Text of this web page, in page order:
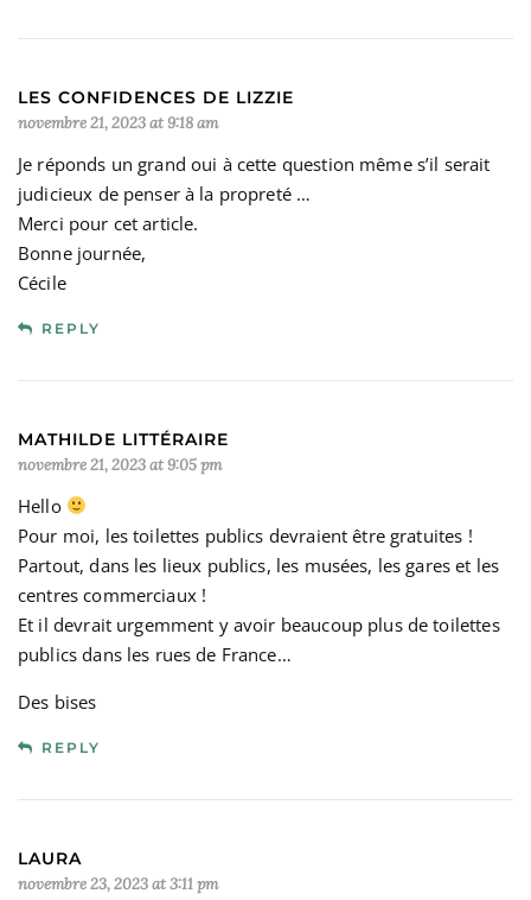
LES CONFIDENCES DE LIZZIE
novembre 21, 2023 at 9:18 am
Je réponds un grand oui à cette question même s’il serait
judicieux de penser à la propreté …
Merci pour cet article.
Bonne journée,
Cécile
REPLY
MATHILDE LITTÉRAIRE
novembre 21, 2023 at 9:05 pm
Hello
Pour moi, les toilettes publics devraient être gratuites !
Partout, dans les lieux publics, les musées, les gares et les
centres commerciaux !
Et il devrait urgemment y avoir beaucoup plus de toilettes
publics dans les rues de France…
Des bises
REPLY
LAURA
novembre 23, 2023 at 3:11 pm